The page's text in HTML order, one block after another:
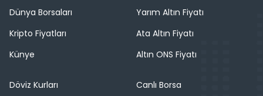
Dünya Borsaları
Kripto Fiyatları
Künye
Yarım Altın Fiyatı
Ata Altın Fiyatı
Altın ONS Fiyatı
Döviz Kurları
Canlı Borsa